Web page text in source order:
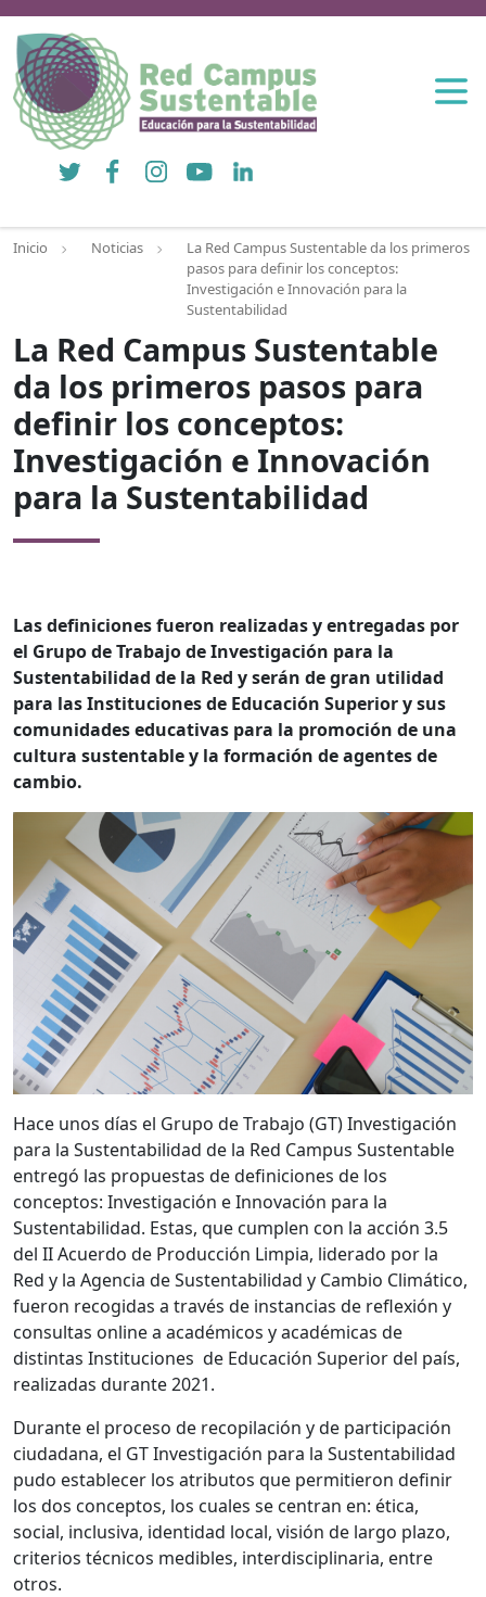
Twitter FacebookInstagramYouTubeLinkedIn
Inicio Noticias
La Red Campus Sustentable da los primeros
pasos para definir los conceptos:
Investigación e Innovación para la
Sustentabilidad
La Red Campus Sustentable
da los primeros pasos para
definir los conceptos:
Investigación e Innovación
para la Sustentabilidad
Las definiciones fueron realizadas y entregadas por
el Grupo de Trabajo de Investigación para la
Sustentabilidad de la Red y serán de gran utilidad
para las Instituciones de Educación Superior y sus
comunidades educativas para la promoción de una
cultura sustentable y la formación de agentes de
cambio.
Hace unos días el Grupo de Trabajo (GT) Investigación
para la Sustentabilidad de la Red Campus Sustentable
entregó las propuestas de definiciones de los
conceptos: Investigación e Innovación para la
Sustentabilidad. Estas, que cumplen con la acción 3.5
del II Acuerdo de Producción Limpia, liderado por la
Red y la Agencia de Sustentabilidad y Cambio Climático,
fueron recogidas a través de instancias de reflexión y
consultas online a académicos y académicas de
distintas Instituciones de Educación Superior del país,
realizadas durante 2021.
Durante el proceso de recopilación y de participación
ciudadana, el GT Investigación para la Sustentabilidad
pudo establecer los atributos que permitieron definir
los dos conceptos, los cuales se centran en: ética,
social, inclusiva, identidad local, visión de largo plazo,
criterios técnicos medibles, interdisciplinaria, entre
otros.